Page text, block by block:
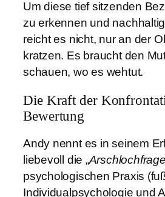
Um diese tief sitzenden
zu erkennen und
reicht es nicht, nur an der
kratzen. Es braucht den
schauen, wo es wehtut.
Die Kraft der
Bewertung
Andy nennt es in seinem
liebevoll die „
psychologischen Praxis
Individualpsychologie und